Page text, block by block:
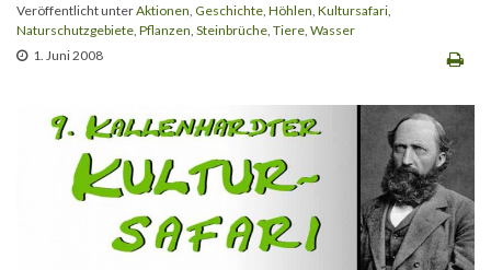
Veröffentlicht unterAktionen, Geschichte, Höhlen, Kultursafari,
Naturschutzgebiete, Pflanzen, Steinbrüche, Tiere, Wasser
1. Juni 2008